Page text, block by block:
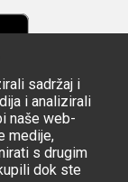
sadržaj i
i analizirali
naše web-
medije,
s drugim
dok ste